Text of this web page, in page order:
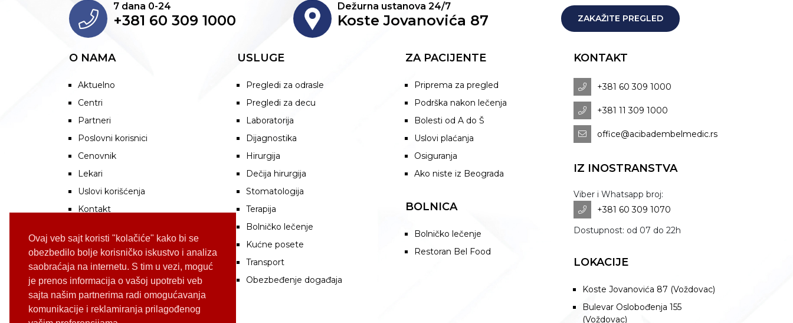
Ovaj veb sajt koristi "kolačiće" kako bi se
obezbedilo bolje korisničko iskustvo i analiza
saobraćaja na internetu. S tim u vezi, moguć
je prenos informacija o vašoj upotrebi veb
sajta našim partnerima radi omogućavanja
komunikacije i reklamiranja prilagođenog
7 dana 0-24
+381 60 309 1000
Dežurna ustanova 24/7
Koste Jovanovića 87 ZAKAŽITE PREGLED
O NAMA
Aktuelno
Centri
Partneri
Poslovni korisnici
Cenovnik
Lekari
Uslovi korišćenja
Kontakt
USLUGE
Pregledi za odrasle
Pregledi za decu
Laboratorija
Dijagnostika
Hirurgija
Dečija hirurgija
Stomatologija
Terapija
Bolničko lečenje
Kućne posete
Transport
Obezbeđenje događaja
ZA PACIJENTE
Priprema za pregled
Podrška nakon lečenja
Bolesti od A do Š
Uslovi plaćanja
Osiguranja
Ako niste iz Beograda
BOLNICA
Bolničko lečenje
Restoran Bel Food
KONTAKT
+381 60 309 1000
+381 11 309 1000
office@acibadembelmedic.rs
IZ INOSTRANSTVA
Viber i Whatsapp broj:
+381 60 309 1070
Dostupnost: od 07 do 22h
LOKACIJE
Koste Jovanovića 87 (Voždovac)
Bulevar Oslobođenja 155
(Voždovac)